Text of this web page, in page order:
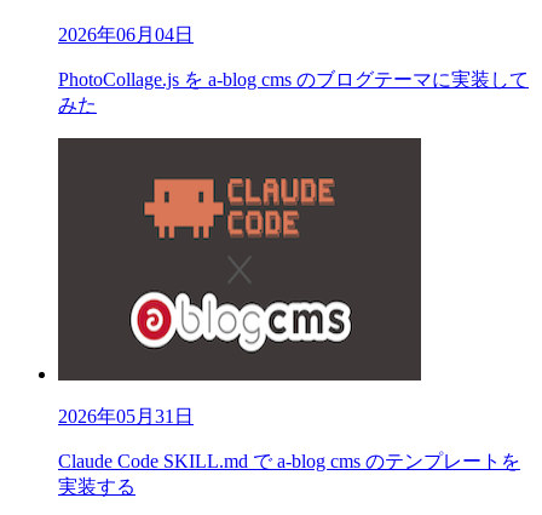
2026年06月04日
PhotoCollage.js を a-blog cms のブログテーマに実装して
みた
2026年05月31日
Claude Code SKILL.md で a-blog cms のテンプレートを
実装する